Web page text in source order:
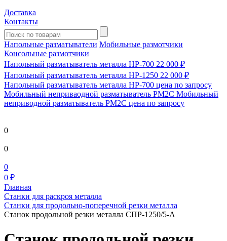
Доставка
Контакты
Напольные разматыватели Мобильные размотчики
Консольные размотчики
Напольный разматыватель металла HP-700 22 000 ₽
Напольный разматыватель металла HP-1250 22 000 ₽
Напольный разматыватель металла HP-700 цена по запросу
Мобильный непривaодной разматыватель РМ2С Мобильный
неприводной разматыватель РМ2С цена по запросу
0
0
0
0 ₽
Главная
Станки для раскроя металла
Станки для продольно-поперечной резки металла
Станок продольной резки металла СПР-1250/5-А